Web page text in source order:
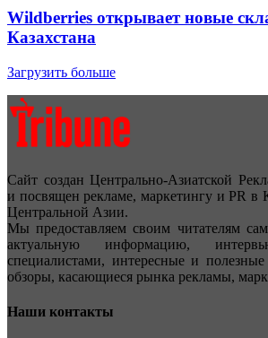
Wildberries открывает новые
Казахстана
Загрузить больше
Сайт создан Центрально-Азиатской
и посвящен рекламе, маркетингу и PR в
Центральной Азии.
Мы предоставляем своим читателям
актуальную информацию,
специалистами, интересные и
обзоры, касающиеся рынка рекламы,
Наши контакты